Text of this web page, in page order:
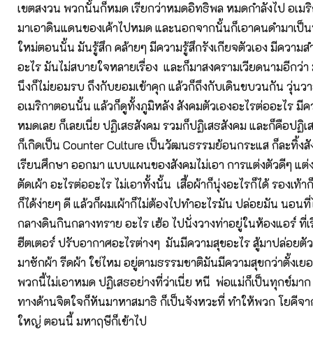
เขตสงวน พวกนั้นก็หมด เรียกว่าหมดอิทธิพล หมดกำลังไป อเม
มาเอาดินแดนของเค้าไปหมด และนอกจากนั้นก็เอาคนดำมาเป็
ใหม่ตอนนั้น มันรู้สึก คล้ายๆ มีความรู้สึกรังเกียจตัวเอง มีความ
อะไร มันไม่สบายใจหลายเรื่อง และก็มาสงครามเวียดนามอีกว่
นึงก็ไม่ยอมรบ ถึงกับยอมเข้าคุก แล้วก็ถึงกับเดินขบวนกัน วุ่นว
อเมริกาตอนนั้น แล้วก็ดูทั้งภูมิหลัง สังคมตัวเองอะไรต่ออะไร มี
หมดเลย ก็เลยเนี่ย ปฏิเสธสังคม รวมก็ปฏิเสธสังคม และก็คือปฏิ
ก็เกิดเป็น Counter Culture เป็นวัฒนธรรมย้อนกระแส ก็ละทิ้งสั
เรียนศึกษา ออกมา แบบแผนของสังคมไม่เอา การแต่งตัวดีๆ แต่
ตัดเผ้า อะไรต่ออะไร ไม่เอาทั้งนั้น เสื้อผ้าก็นุ่งอะไรก็ได้ รองเท้า
ก็ได้ง่ายๆ ดี แล้วก็ผมเผ้าก็ไม่ต้องไปทำอะไรมัน ปล่อยมัน นอน
กลางดินกินกลางทราย อะไร เฮ้อ ไปนั่งวางท่าอยู่ในห้องแอร์ ที่
ฮีตเตอร์ ปรับอากาศอะไรต่างๆ มันมีความสุขอะไร สู้มาปล่อยตั
มาซักผ้า รีดผ้า ใช่ไหม อยู่ตามธรรมชาติมันมีความสุขกว่าตั้งเย
พวกนี้ไม่เอาหมด ปฏิเสธอย่างที่ว่าเนี่ย หนี พ่อแม่ก็เป็นทุกข์มา
ทางด้านจิตใจก็หันมาหาสมาธิ ก็เป็นจังหวะที่ ทำให้พวก โยคีจา
ใหญ่ ตอนนี้ มหาฤษีก็เข้าไป